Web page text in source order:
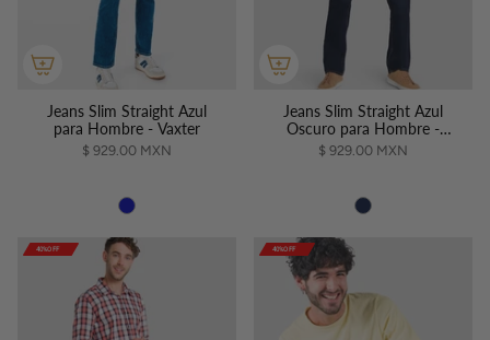
Jeans Slim Straight Azul
para Hombre - Vaxter
$ 929.00 MXN
Jeans Slim Straight Azul
Oscuro para Hombre -
Vaxter
$ 929.00 MXN
40%OFF
40%OFF
40%OFF
40%OFF
40%OFF 40%OFF
40%OFF
40%OFF
40%OFF
40%OFF